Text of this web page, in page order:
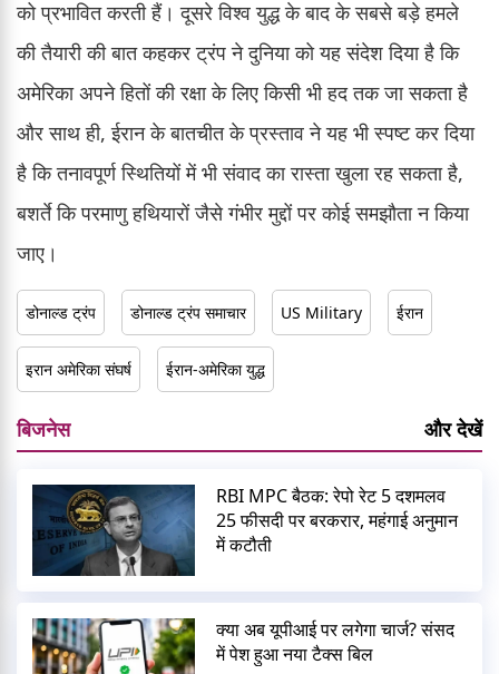
को प्रभावित करती हैं। दूसरे विश्व युद्ध के बाद के सबसे बड़े हमले
की तैयारी की बात कहकर ट्रंप ने दुनिया को यह संदेश दिया है कि
अमेरिका अपने हितों की रक्षा के लिए किसी भी हद तक जा सकता है
और साथ ही, ईरान के बातचीत के प्रस्ताव ने यह भी स्पष्ट कर दिया
है कि तनावपूर्ण स्थितियों में भी संवाद का रास्ता खुला रह सकता है,
बशर्ते कि परमाणु हथियारों जैसे गंभीर मुद्दों पर कोई समझौता न किया
जाए।
डोनाल्ड ट्रंप डोनाल्ड ट्रंप समाचार US Military ईरान
इरान अमेरिका संघर्ष ईरान-अमेरिका युद्ध
बिजनेस और देखें
RBI MPC बैठक: रेपो रेट 5 दशमलव
25 फीसदी पर बरकरार, महंगाई अनुमान
में कटौती
क्या अब यूपीआई पर लगेगा चार्ज? संसद
में पेश हुआ नया टैक्स बिल